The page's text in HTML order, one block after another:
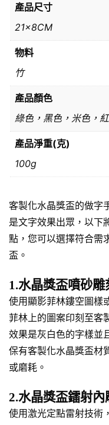
產品尺寸
21x8CM
物料
竹
產品顏色
綠色，黑色，米色，
產品淨重(克)
100g
客製化水晶獎盃的做字
是文字效果出眾，以下
點，您可以選擇符合需
盃。
1.水晶獎盃噴砂雕
使用顯影菲林鏤空圖樣
菲林上的圖案印刻至客
效果是灰白色的字樣並
保有客製化水晶獎盃材
或磨耗。
2.水晶獎盃鐳射內
使用激光定點雷射技術